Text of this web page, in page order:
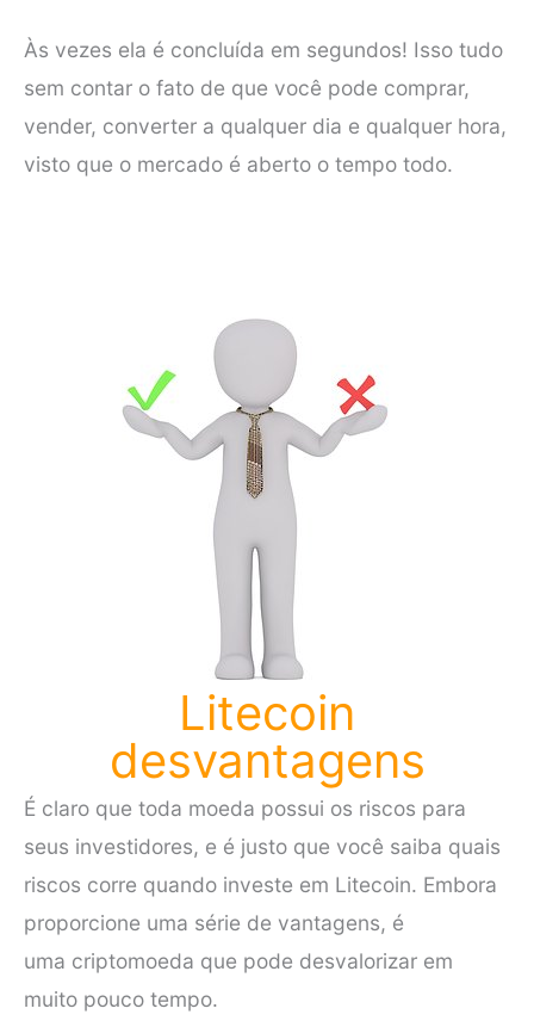
Às vezes ela é concluída em segundos! Isso tudo
sem contar o fato de que você pode comprar,
vender, converter a qualquer dia e qualquer hora,
visto que o mercado é aberto o tempo todo.
Litecoin
desvantagens
É claro que toda moeda possui os riscos para
seus investidores, e é justo que você saiba quais
riscos corre quando investe em Litecoin. Embora
proporcione uma série de vantagens, é
uma criptomoeda que pode desvalorizar em
muito pouco tempo.